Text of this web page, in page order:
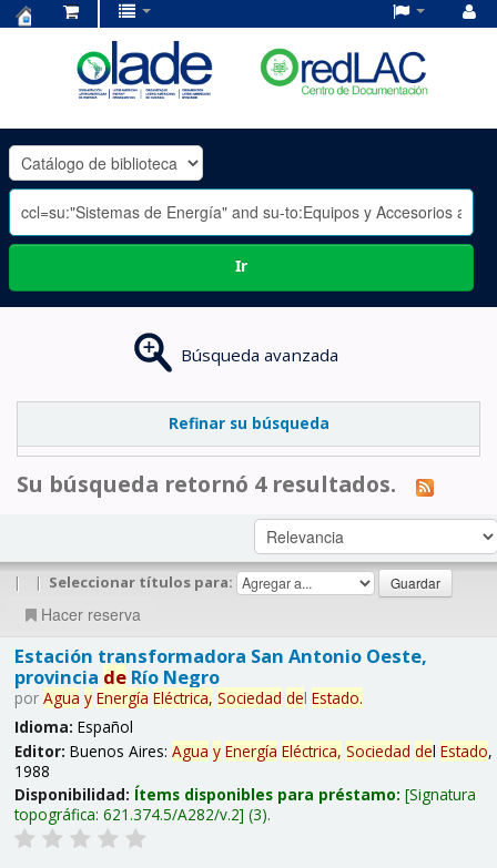
OLADE
-
Ir
Búsqueda avanzada
Refinar su búsqueda
Su búsqueda retornó 4 resultados.
| | Seleccionar títulos para:
Hacer reserva
Estación transformadora San Antonio Oeste,
provincia deRío Negro
por Agua y Energía Eléctrica, Sociedad del Estado.
Idioma: Español
Editor: Buenos Aires: Agua y Energía Eléctrica, Sociedad del Estado,
1988
Disponibilidad: Ítems disponibles para préstamo: Signatura
topográfica: 621.374.5/A282/v.2 (3).